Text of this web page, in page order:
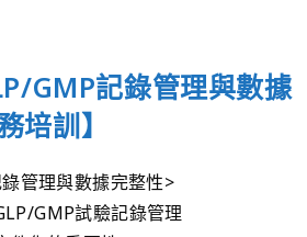
GMP記錄管理與數據
培訓】
管理與數據完整性>
GMP試驗記錄管理